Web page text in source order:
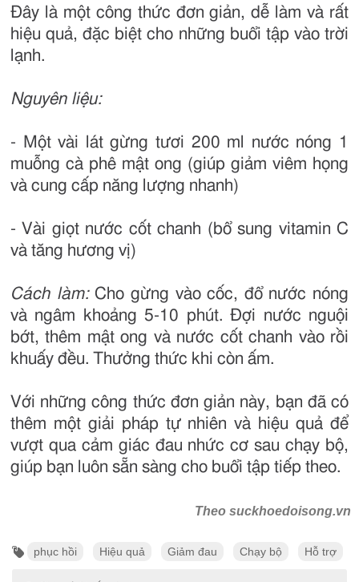
Đây là một công thức đơn giản, dễ làm và rất
hiệu quả, đặc biệt cho những buổi tập vào trời
lạnh.
Nguyên liệu:
- Một vài lát gừng tươi 200 ml nước nóng 1
muỗng cà phê mật ong (giúp giảm viêm họng
và cung cấp năng lượng nhanh)
- Vài giọt nước cốt chanh (bổ sung vitamin C
và tăng hương vị)
Cách làm:Cho gừng vào cốc, đổ nước nóng
và ngâm khoảng 5-10 phút. Đợi nước nguội
bớt, thêm mật ong và nước cốt chanh vào rồi
khuấy đều. Thưởng thức khi còn ấm.
Với những công thức đơn giản này, bạn đã có
thêm một giải pháp tự nhiên và hiệu quả để
vượt qua cảm giác đau nhức cơ sau chạy bộ,
giúp bạn luôn sẵn sàng cho buổi tập tiếp theo.
Theo suckhoedoisong.vn
phục hồi Hiệu quả Giảm đau Chạy bộ Hỗ trợ